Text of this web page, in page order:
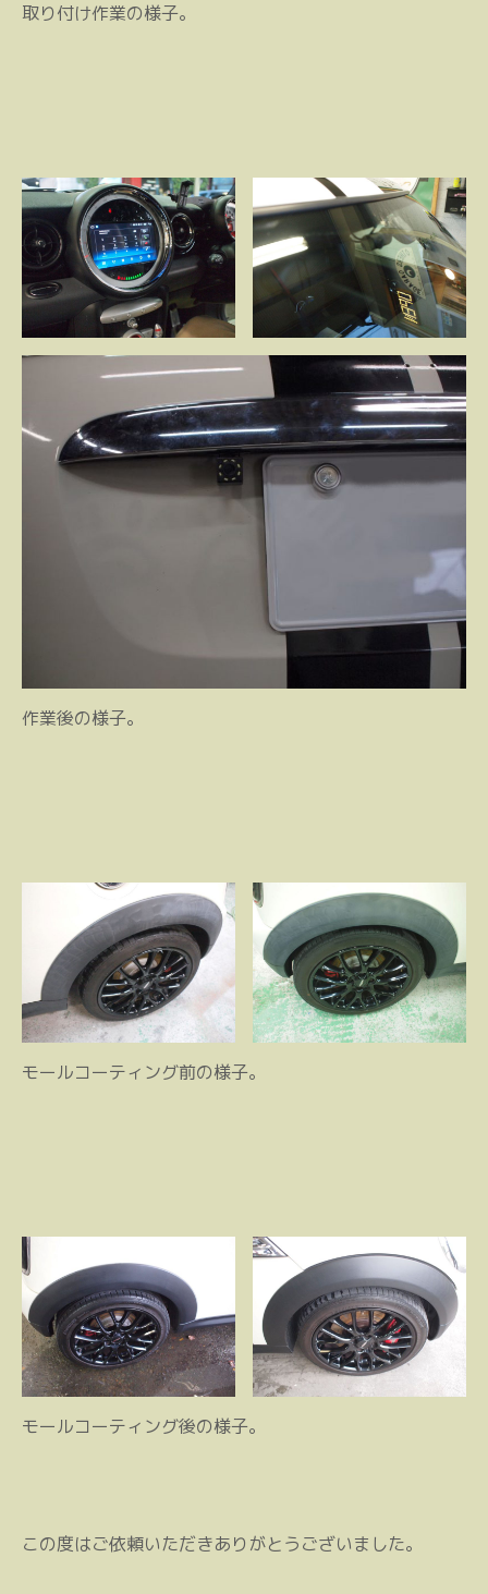
取り付け作業の様子。
作業後の様子。
モールコーティング前の様子。
モールコーティング後の様子。
この度はご依頼いただきありがとうございました。